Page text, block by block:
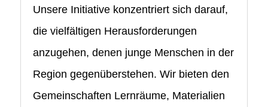
Unsere Initiative konzentriert sich darauf,
die vielfältigen Herausforderungen
anzugehen, denen junge Menschen in der
Region gegenüberstehen. Wir bieten den
Gemeinschaften Lernräume, Materialien